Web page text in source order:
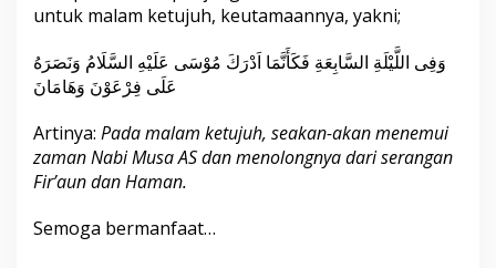
untuk malam ketujuh, keutamaannya, yakni;
وَفِى اللَّيْلَةِ السَّابِعَةِ فَكَأَنَّمَا اَدْرَكَ مُوْسَى عَلَيْهِ السَّلَامُ وَنَصَرَهُ
عَلَى فِرْعَوْنَ وَهَامَانَ
Artinya: Pada malam ketujuh, seakan-akan menemui
zaman Nabi Musa AS dan menolongnya dari serangan
Fir’aun dan Haman.
Semoga bermanfaat…